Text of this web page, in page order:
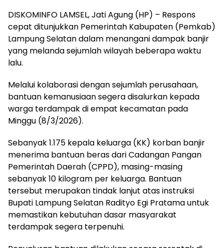
DISKOMINFO LAMSEL, Jati Agung (HP) – Respons
cepat ditunjukkan Pemerintah Kabupaten (Pemkab)
Lampung Selatan dalam menangani dampak banjir
yang melanda sejumlah wilayah beberapa waktu
lalu.
Melalui kolaborasi dengan sejumlah perusahaan,
bantuan kemanusiaan segera disalurkan kepada
warga terdampak di empat kecamatan pada
Minggu (8/3/2026).
Sebanyak 1.175 kepala keluarga (KK) korban banjir
menerima bantuan beras dari Cadangan Pangan
Pemerintah Daerah (CPPD), masing-masing
sebanyak 10 kilogram per keluarga. Bantuan
tersebut merupakan tindak lanjut atas instruksi
Bupati Lampung Selatan Radityo Egi Pratama untuk
memastikan kebutuhan dasar masyarakat
terdampak segera terpenuhi.